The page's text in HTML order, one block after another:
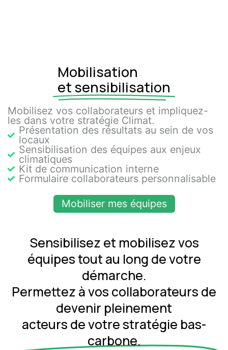
Mobilisation
et sensibilisation
Mobilisez vos collaborateurs et impliquez-
les dans votre stratégie Climat.
Présentation des résultats au sein de vos
locaux
Sensibilisation des équipes aux enjeux
climatiques
Kit de communication interne
Formulaire collaborateurs personnalisable
Mobiliser mes équipes
Sensibilisez et mobilisez vos
équipes tout au long de votre
démarche.
Permettez à vos collaborateurs de
devenir pleinement
acteurs de votre stratégie bas-
carbone.